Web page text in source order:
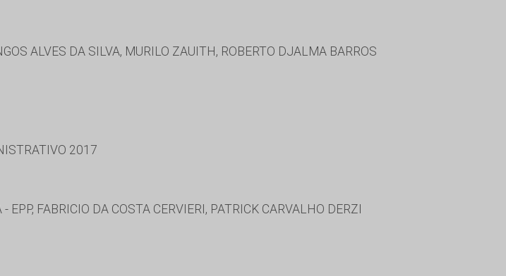
ALVES DA SILVA, MURILO ZAUITH, ROBERTO DJALMA BARROS
2017
FABRICIO DA COSTA CERVIERI, PATRICK CARVALHO DERZI